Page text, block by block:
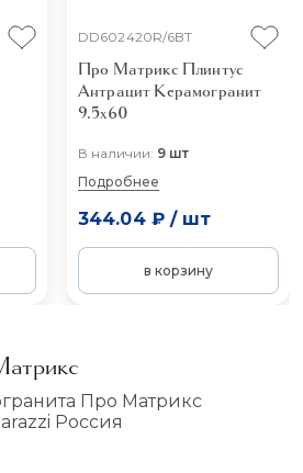
DD602420R/6BT
Про Матрикс Плинтус
Антрацит Керамогранит
9.5x60
В наличии: 9 шт
Подробнее
344.04 ₽/ шт
в корзину
Про Матрикс
Россия